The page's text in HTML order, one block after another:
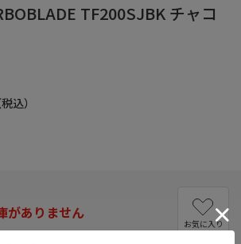
TF200SJBK チャコ
税込）
がありません
お気に入り